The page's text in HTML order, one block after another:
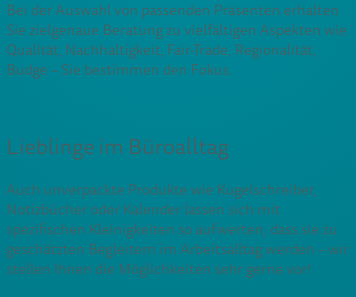
Bei der Auswahl von passenden Präsenten erhalten
Sie zielgenaue Beratung zu vielfältigen Aspekten wie
Qualität, Nachhaltigkeit, Fair-Trade, Regionalität,
Budge – Sie bestimmen den Fokus.
Lieblinge im Büroalltag
Auch unverpackte Produkte wie Kugelschreiber,
Notizbücher oder Kalender lassen sich mit
spezifischen Kleinigkeiten so aufwerten, dass sie zu
geschätzten Begleitern im Arbeitsalltag werden – wir
stellen Ihnen die Möglichkeiten sehr gerne vor!